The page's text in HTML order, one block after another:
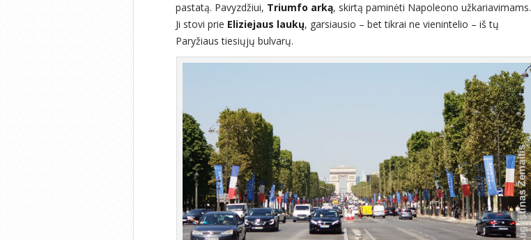
pastatą. Pavyzdžiui, Triumfo arką, skirtą paminėti Napoleono užkariavimams.
Ji stovi prie Eliziejaus laukų, garsiausio – bet tikrai ne vienintelio – iš tų
Paryžiaus tiesiųjų bulvarų.